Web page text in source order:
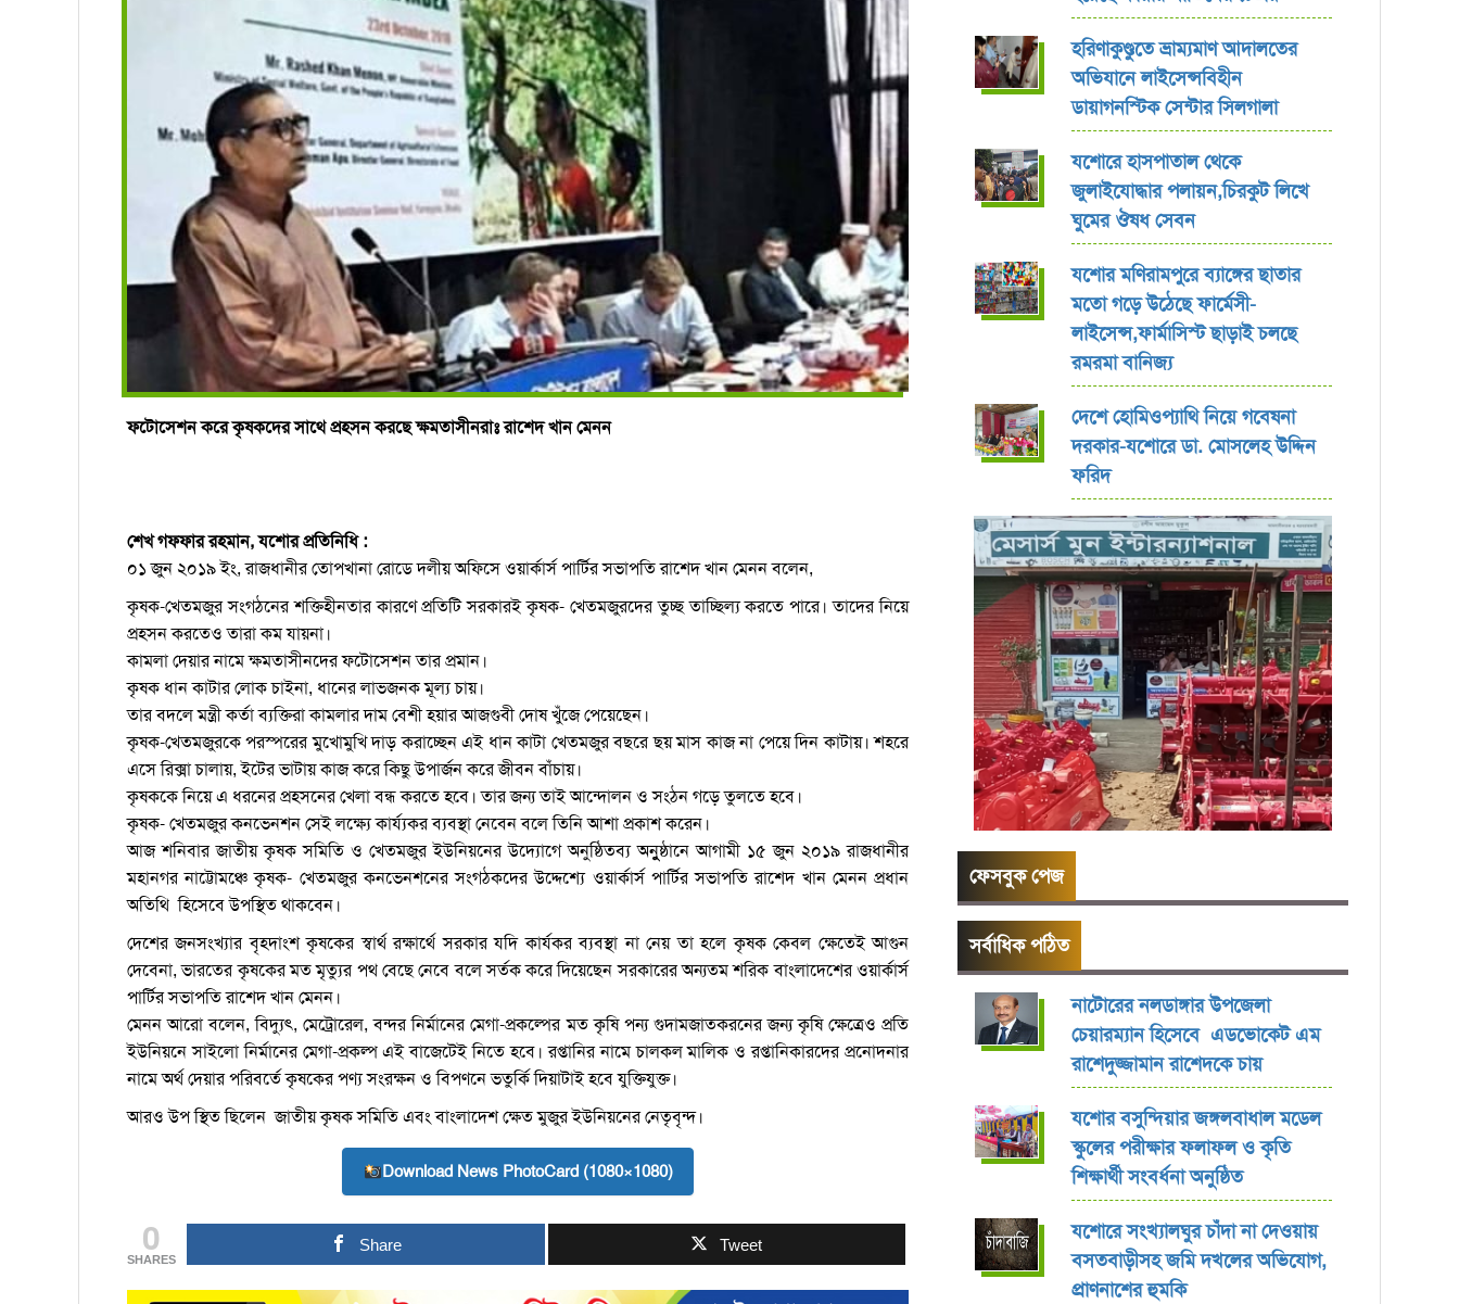
ফটোসেশন করে কৃষকদের সাথে প্রহসন করছে ক্ষমতাসীনরাঃ রাশেদ খান মেনন
শেখ গফ্ফার রহমান, যশোর প্রতিনিধি :
০১ জুন ২০১৯ ইং, রাজধানীর তোপখানা রোডে দলীয় অফিসে ওয়ার্কার্স পার্টির সভাপতি রাশেদ খান মেনন বলেন,
কৃষক-খেতমজুর সংগঠনের শক্তিহীনতার কারণে প্রতিটি সরকারই কৃষক- খেতমজুরদের তুচ্ছ তাচ্ছিল্য করতে পারে। তাদের নিয়ে
প্রহসন করতেও তারা কম যায়না।
কামলা দেয়ার নামে ক্ষমতাসীনদের ফটোসেশন তার প্রমান।
কৃষক ধান কাটার লোক চাইনা, ধানের লাভজনক মূল্য চায়।
তার বদলে মন্ত্রী কর্তা ব্যক্তিরা কামলার দাম বেশী হয়ার আজগুবী দোষ খুঁজে পেয়েছেন।
কৃষক-খেতমজুরকে পরস্পরের মুখোমুখি দাড় করাচ্ছেন এই ধান কাটা খেতমজুর বছরে ছয় মাস কাজ না পেয়ে দিন কাটায়। শহরে
এসে রিক্সা চালায়, ইটের ভাটায় কাজ করে কিছু উপার্জন করে জীবন বাঁচায়।
কৃষককে নিয়ে এ ধরনের প্রহসনের খেলা বন্ধ করতে হবে। তার জন্য তাই আন্দোলন ও সংঠন গড়ে তুলতে হবে।
কৃষক- খেতমজুর কনভেনশন সেই লক্ষ্যে কার্য্যকর ব্যবস্থা নেবেন বলে তিনি আশা প্রকাশ করেন।
আজ শনিবার জাতীয় কৃষক সমিতি ও খেতমজুর ইউনিয়নের উদ্যোগে অনুষ্ঠিতব্য অনুুুষ্ঠানে আগামী ১৫ জুন ২০১৯ রাজধানীর
মহানগর নাট্টোমঞ্চে কৃষক- খেতমজুর কনভেনশনের সংগঠকদের উদ্দেশ্যে ওয়ার্কার্স পার্টির সভাপতি রাশেদ খান মেনন প্রধান
অতিথি হিসেবে উপস্থিত থাকবেন।
দেশের জনসংখ্যার বৃহদাংশ কৃষকের স্বার্থ রক্ষার্থে সরকার যদি কার্যকর ব্যবস্থা না নেয় তা হলে কৃষক কেবল ক্ষেতেই আগুন
দেবেনা, ভারতের কৃষকের মত মৃত্যুর পথ বেছে নেবে বলে সর্তক করে দিয়েছেন সরকারের অন্যতম শরিক বাংলাদেশের ওয়ার্কার্স
পার্টির সভাপতি রাশেদ খান মেনন।
মেনন আরো বলেন, বিদ্যুৎ, মেট্রোরেল, বন্দর নির্মানের মেগা-প্রকল্পের মত কৃষি পন্য গুদামজাতকরনের জন্য কৃষি ক্ষেত্রেও প্রতি
ইউনিয়নে সাইলো নির্মানের মেগা-প্রকল্প এই বাজেটেই নিতে হবে। রপ্তানির নামে চালকল মালিক ও রপ্তানিকারদের প্রনোদনার
নামে অর্থ দেয়ার পরিবর্তে কৃষকের পণ্য সংরক্ষন ও বিপণনে ভতুর্কি দিয়াটাই হবে যুক্তিযুক্ত।
আরও উপ স্থিত ছিলেন জাতীয় কৃষক সমিতি এবং বাংলাদেশ ক্ষেত মুজুর ইউনিয়নের নেতৃবৃন্দ।
Download News PhotoCard (1080×1080)
0
SHARES
Share Tweet
হরিণাকুণ্ডুতে ভ্রাম্যমাণ আদালতের
অভিযানে লাইসেন্সবিহীন
ডায়াগনস্টিক সেন্টার সিলগালা
যশোরে হাসপাতাল থেকে
জুলাইযোদ্ধার পলায়ন,চিরকুট লিখে
ঘুমের ঔষধ সেবন
যশোর ‎মণিরামপুরে ব্যাঙ্গের ছাতার
মতো গড়ে উঠেছে ফার্মেসী-
লাইসেন্স,ফার্মাসিস্ট ছাড়াই চলছে
রমরমা বানিজ্য ‎
দেশে হোমিওপ্যাথি নিয়ে গবেষনা
দরকার-যশোরে ডা. মোসলেহ উদ্দিন
ফরিদ
ফেসবুক পেজ
সর্বাধিক পঠিত
নাটোরের নলডাঙ্গার উপজেলা
চেয়ারম্যান হিসেবে এডভোকেট এম
রাশেদুজ্জামান রাশেদকে চায়
যশোর বসুন্দিয়ার জঙ্গলবাধাল মডেল
স্কুলের পরীক্ষার ফলাফল ও কৃতি
শিক্ষার্থী সংবর্ধনা অনুষ্ঠিত
যশোরে সংখ্যালঘুর চাঁদা না দেওয়ায়
বসতবাড়ীসহ জমি দখলের অভিযোগ,
প্রাণনাশের হুমকি